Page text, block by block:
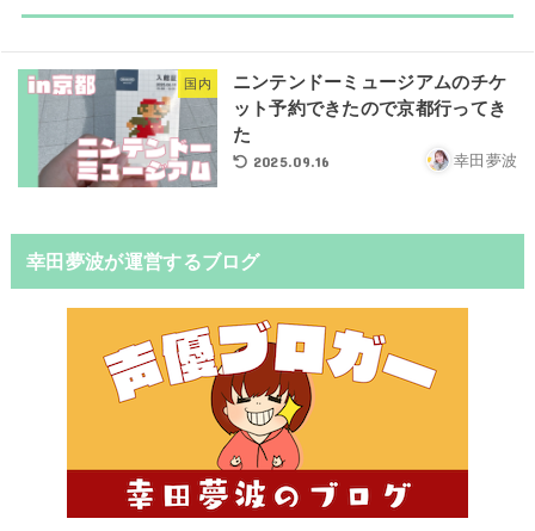
国内
ニンテンドーミュージアムのチケ
ット予約できたので京都行ってき
た
2025.09.16 幸田夢波
幸田夢波が運営するブログ